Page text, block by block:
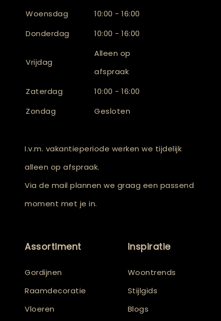
Woensdag
10:00 - 16:00
Donderdag
10:00 - 16:00
Vrijdag
Alleen op
afspraak
Zaterdag
10:00 - 16:00
Zondag
Gesloten
I.v.m. vakantieperiode werken we tijdelijk
alleen op afspraak.
Via de mail plannen we graag een passend
moment met je in.
Assortiment
Gordijnen
Raamdecoratie
Vloeren
Inspiratie
Woontrends
Stijlgids
Blogs